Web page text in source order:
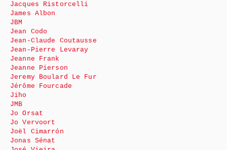
Jacques Ristorcelli
James Albon
JBM
Jean Codo
Jean-Claude Coutausse
Jean-Pierre Levaray
Jeanne Frank
Jeanne Pierson
Jeremy Boulard Le Fur
Jérôme Fourcade
Jiho
JMB
Jo Orsat
Jo Vervoort
Joël Cimarrón
Jonas Sénat